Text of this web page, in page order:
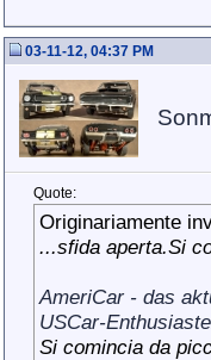
03-11-12, 04:37 PM
Quote:
Originariamente
...sfida aperta.Si
AmeriCar - das
USCar-
Si comincia da